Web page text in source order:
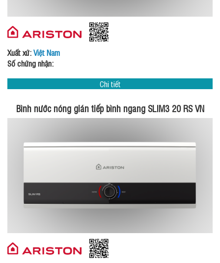
Xuất xứ:Việt Nam
Số chứng nhận:
Chi tiết
Bình nước nóng gián tiếp bình ngang SLIM3 20 RS VN